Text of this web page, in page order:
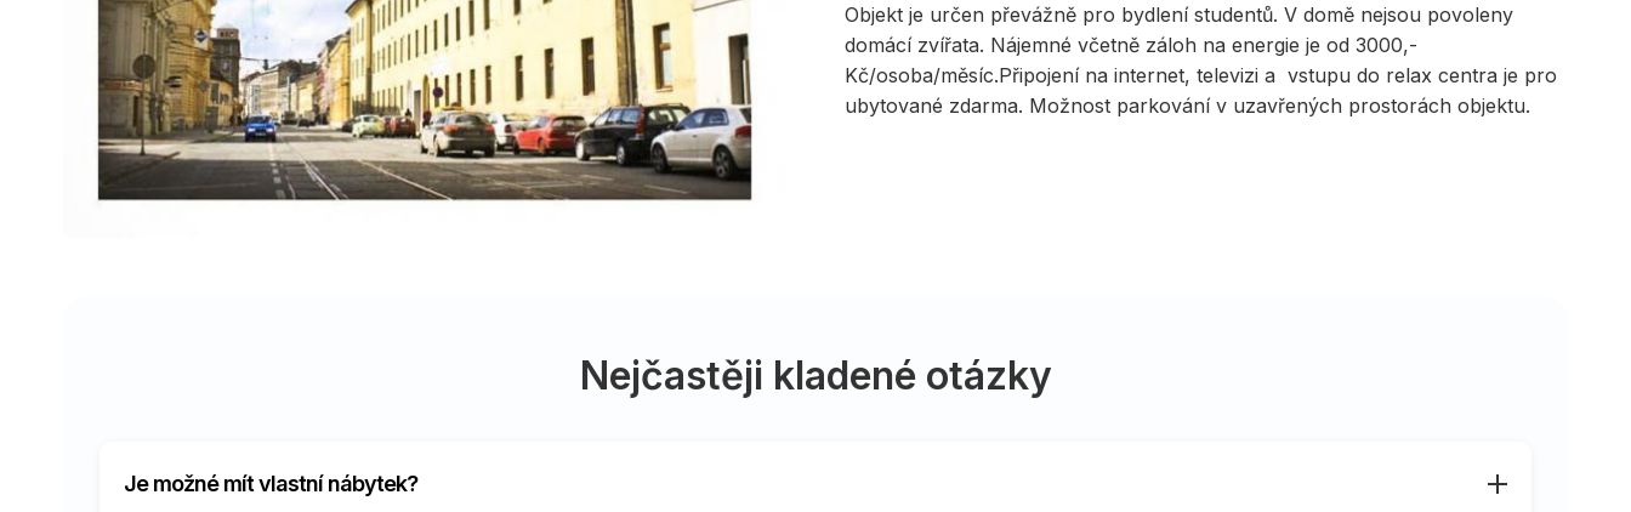
Objekt je určen převážně pro bydlení studentů. V domě nejsou povoleny
domácí zvířata. Nájemné včetně záloh na energie je od 3000,-
Kč/osoba/měsíc.Připojení na internet, televizi a vstupu do relax centra je pro
ubytované zdarma. Možnost parkování v uzavřených prostorách objektu.
Nejčastěji kladené otázky
Je možné mít vlastní nábytek?